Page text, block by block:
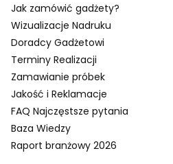
Jak zamówić gadżety?
Wizualizacje Nadruku
Doradcy Gadżetowi
Terminy Realizacji
Zamawianie próbek
Jakość i Reklamacje
FAQ Najczęstsze pytania
Baza Wiedzy
Raport branżowy 2026